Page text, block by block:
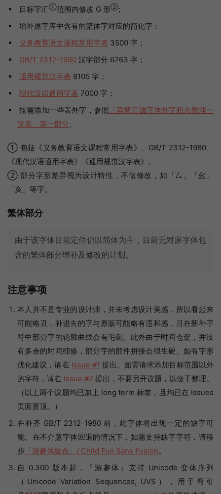
目标字汇①范围内修改 G 形②;
增补原字库中含有的繁体字对应的简化字；
义务教育语文课程常用字表 3500 字；
GB/T 2312-1980 汉字部分 6763 字；
通用规范汉字表 8105 字；
现代汉语通用字表 7000 字；
按需添加一些表外字，参照 「霞鹜开源字体外字初步整理一
览表」第一部分。
① 包括《义务教育语文课程常用字表》、GB/T 2312-1980、
《现代汉语通用字表》《通用规范汉字表》。
② 部分字形差异视为设计特性，不做修改，如「厶」「幺」
「亥」等字。
繁体部分
由于该字体目前定位仍以简体为主，目前无对原字体包
含的繁体部分增补及修改的计划。
注意事项
本人并不是专业的设计师，并未考虑设计美感，所以看起来
可能略丑，补进去的字与原版可能略有违和感，且在新补字
符中部分字的轮廓曲线会有毛刺。此外由于时间仓促，并没
有多余的时间细修，部分字的部件拼接会很生硬。如有字形
优化建议，请在 Issue #1 提出。如需请求添加目标范围以外
的字符，请在 Issue #2 提出，不要另开议题，以便于整理。
（以上两个议题均已加上 long term 标签，且均已在 Issues
页面置顶。）
在补齐 GB/T 2312-1980 前，此字体将出现一定的缺字可
能。在不介意字体回退的情况下，如需支持缺字字符，请移
步 「游趣体融合」/ Child Fun Sans Fusion。
自 0.300 版本起，「游趣体」支持 Unicode 变体序列
（Unicode Variation Sequences, UVS），用于弯引